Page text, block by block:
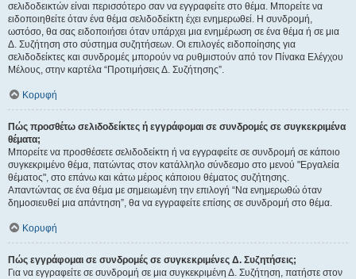
σελιδοδεικτών είναι περισσότερο σαν να εγγραφείτε στο θέμα. Μπορείτε να
ειδοποιηθείτε όταν ένα θέμα σελιδοδείκτη έχει ενημερωθεί. Η συνδρομή,
ωστόσο, θα σας ειδοποιήσει όταν υπάρχει μια ενημέρωση σε ένα θέμα ή σε μια
Δ. Συζήτηση στο σύστημα συζητήσεων. Οι επιλογές ειδοποίησης για
σελιδοδείκτες και συνδρομές μπορούν να ρυθμιστούν από τον Πίνακα Ελέγχου
Μέλους, στην καρτέλα “Προτιμήσεις Δ. Συζήτησης”.
Κορυφή
Πώς προσθέτω σελιδοδείκτες ή εγγράφομαι σε συνδρομές σε συγκεκριμένα
θέματα;
Μπορείτε να προσθέσετε σελιδοδείκτη ή να εγγραφείτε σε συνδρομή σε κάποιο
συγκεκριμένο θέμα, πατώντας στον κατάλληλο σύνδεσμο στο μενού "Εργαλεία
θέματος", στο επάνω και κάτω μέρος κάποιου θέματος συζήτησης.
Απαντώντας σε ένα θέμα με σημειωμένη την επιλογή “Να ενημερωθώ όταν
δημοσιευθεί μια απάντηση”, θα να εγγραφείτε επίσης σε συνδρομή στο θέμα.
Κορυφή
Πώς εγγράφομαι σε συνδρομές σε συγκεκριμένες Δ. Συζητήσεις;
Για να εγγραφείτε σε συνδρομή σε μια συγκεκριμένη Δ. Συζήτηση, πατήστε στον